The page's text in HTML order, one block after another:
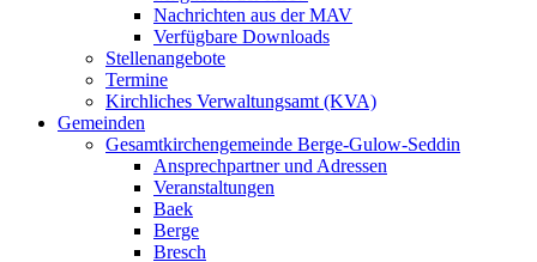
Nachrichten aus der MAV
Verfügbare Downloads
Stellenangebote
Termine
Kirchliches Verwaltungsamt (KVA)
Gemeinden
Gesamtkirchengemeinde Berge-Gulow-Seddin
Ansprechpartner und Adressen
Veranstaltungen
Baek
Berge
Bresch